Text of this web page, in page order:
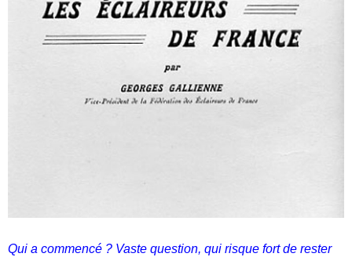
Qui a commencé ? Vaste question, qui risque fort de rester